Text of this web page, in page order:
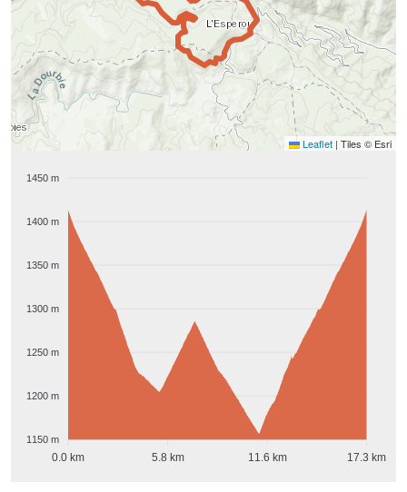
Leaflet | Tiles © Esri
1450 m
1400 m
1350 m
1300 m
1250 m
1200 m
1150 m
0.0 km 5.8 km 11.6 km 17.3 km